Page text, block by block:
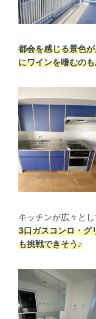
都会を感じる景色
にワインを嗜むの
キッチンが広々と
3口ガスコンロ・グ
も挑戦できそう♪